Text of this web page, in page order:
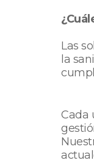
Las
la
Cada